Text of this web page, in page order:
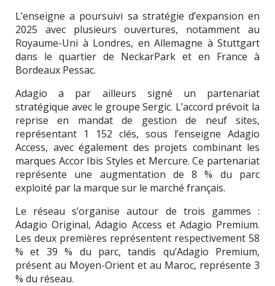
L’enseigne a poursuivi sa stratégie d’expansion en
2025 avec plusieurs ouvertures, notamment au
Royaume-Uni à Londres, en Allemagne à Stuttgart
dans le quartier de NeckarPark et en France à
Bordeaux Pessac.
Adagio a par ailleurs signé un partenariat
stratégique avec le groupe Sergic. L’accord prévoit la
reprise en mandat de gestion de neuf sites,
représentant 1 152 clés, sous l’enseigne Adagio
Access, avec également des projets combinant les
marques Accor Ibis Styles et Mercure. Ce partenariat
représente une augmentation de 8 % du parc
exploité par la marque sur le marché français.
Le réseau s’organise autour de trois gammes :
Adagio Original, Adagio Access et Adagio Premium.
Les deux premières représentent respectivement 58
% et 39 % du parc, tandis qu’Adagio Premium,
présent au Moyen-Orient et au Maroc, représente 3
% du réseau.